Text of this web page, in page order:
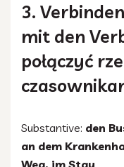
3.
mit den
połączyć
Substantive: den
an dem